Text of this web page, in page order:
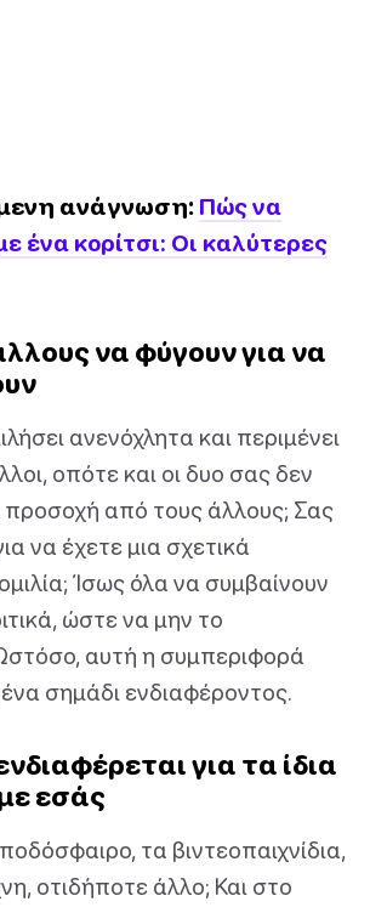
ανάγνωση: Πώς να
ένα κορίτσι: Οι καλύτερες
να φύγουν για να
ανενόχλητα και περιμένει
οπότε και οι δυο σας δεν
από τους άλλους; Σας
να έχετε μια σχετικά
Ίσως όλα να συμβαίνουν
ώστε να μην το
αυτή η συμπεριφορά
σημάδι ενδιαφέροντος.
για τα ίδια
εσάς
τα βιντεοπαιχνίδια,
οτιδήποτε άλλο; Και στο